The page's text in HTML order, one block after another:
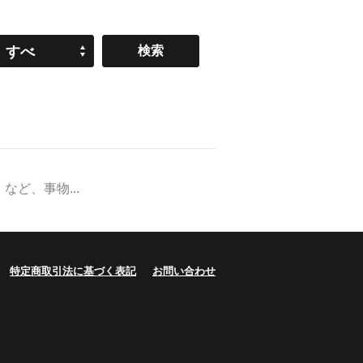
すべ
ど、事物...
特定商取引法に基づく表記 お問い合わせ